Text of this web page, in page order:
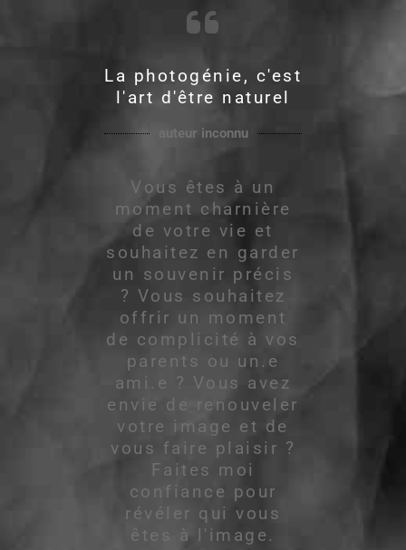
La photogénie, c'est
l'art d'être naturel
auteur inconnu
Vous êtes à un
moment charnière
de votre vie et
souhaitez en garder
un souvenir précis
? Vous souhaitez
offrir un moment
de complicité à vos
parents ou un.e
ami.e ? Vous avez
envie de renouveler
votre image et de
vous faire plaisir ?
Faites moi
confiance pour
révéler qui vous
êtes à l'image.